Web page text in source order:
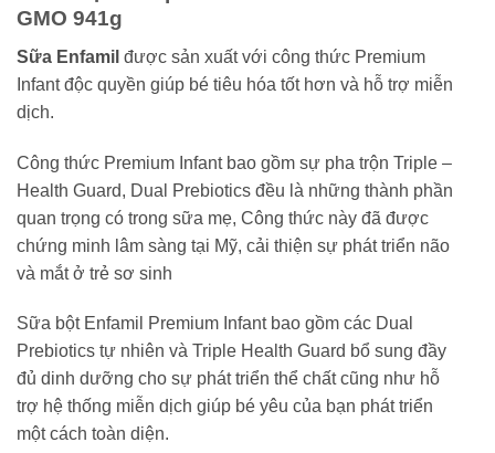
GMO 941g
Sữa Enfamil được sản xuất với công thức Premium
Infant độc quyền giúp bé tiêu hóa tốt hơn và hỗ trợ miễn
dịch.
Công thức Premium Infant bao gồm sự pha trộn Triple –
Health Guard, Dual Prebiotics đều là những thành phần
quan trọng có trong sữa mẹ, Công thức này đã được
chứng minh lâm sàng tại Mỹ, cải thiện sự phát triển não
và mắt ở trẻ sơ sinh
Sữa bột Enfamil Premium Infant bao gồm các Dual
Prebiotics tự nhiên và Triple Health Guard bổ sung đầy
đủ dinh dưỡng cho sự phát triển thể chất cũng như hỗ
trợ hệ thống miễn dịch giúp bé yêu của bạn phát triển
một cách toàn diện.